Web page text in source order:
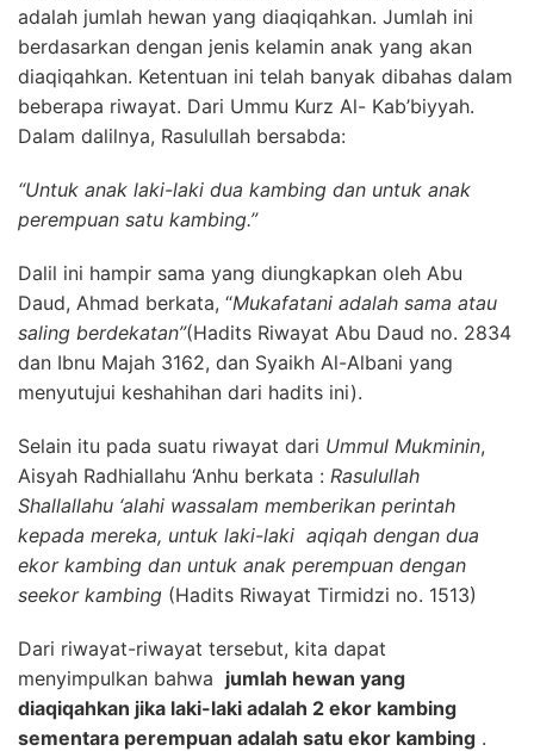
adalah jumlah hewan yang diaqiqahkan. Jumlah ini
berdasarkan dengan jenis kelamin anak yang akan
diaqiqahkan. Ketentuan ini telah banyak dibahas dalam
beberapa riwayat. Dari Ummu Kurz Al- Kab’biyyah.
Dalam dalilnya, Rasulullah bersabda:
“Untuk anak laki-laki dua kambing dan untuk anak
perempuan satu kambing.”
Dalil ini hampir sama yang diungkapkan oleh Abu
Daud, Ahmad berkata, “Mukafatani adalah sama atau
saling berdekatan”(Hadits Riwayat Abu Daud no. 2834
dan Ibnu Majah 3162, dan Syaikh Al-Albani yang
menyutujui keshahihan dari hadits ini).
Selain itu pada suatu riwayat dari Ummul Mukminin,
Aisyah Radhiallahu ‘Anhu berkata : Rasulullah
Shallallahu ‘alahi wassalam memberikan perintah
kepada mereka, untuk laki-laki aqiqah dengan dua
ekor kambing dan untuk anak perempuan dengan
seekor kambing (Hadits Riwayat Tirmidzi no. 1513)
Dari riwayat-riwayat tersebut, kita dapat
menyimpulkan bahwa jumlah hewan yang
diaqiqahkan jika laki-laki adalah 2 ekor kambing
sementara perempuan adalah satu ekor kambing .